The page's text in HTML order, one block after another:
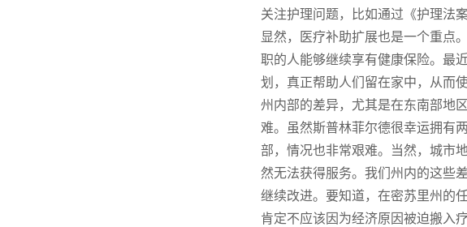
关注护理问题，比如通过《护理法
显然，医疗补助扩展也是一个重点
职的人能够继续享有健康保险。最
划，真正帮助人们留在家中，从而
州内部的差异，尤其是在东南部地
难。虽然斯普林菲尔德很幸运拥有
部，情况也非常艰难。当然，城市
然无法获得服务。我们州内的这些
继续改进。要知道，在密苏里州的
肯定不应该因为经济原因被迫搬入